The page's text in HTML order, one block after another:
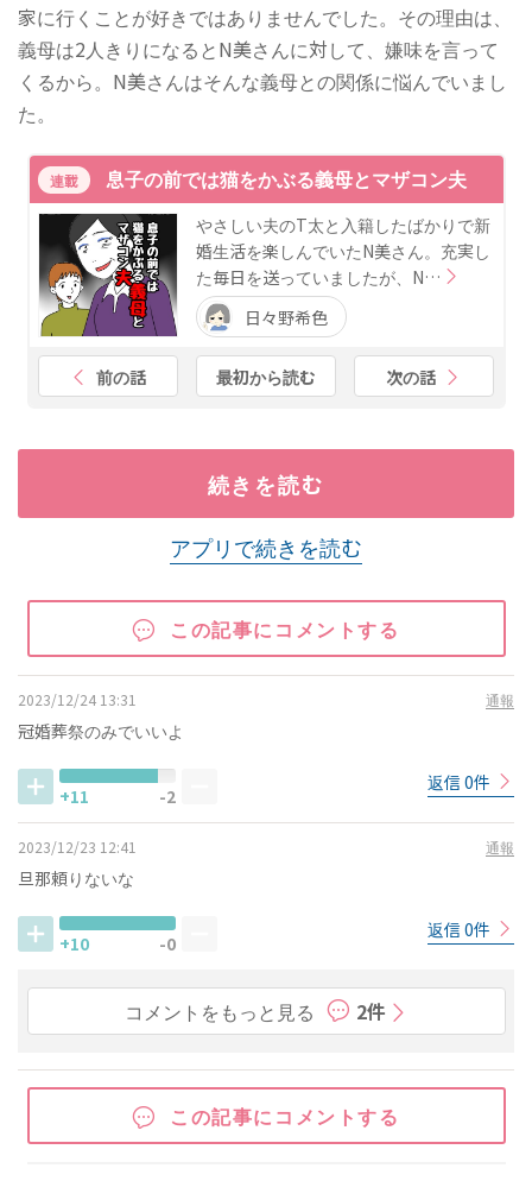
家に行くことが好きではありませんでした。その理由は、
義母は2人きりになるとN美さんに対して、嫌味を言って
くるから。N美さんはそんな義母との関係に悩んでいまし
た。
連載 息子の前では猫をかぶる義母とマザコン夫
やさしい夫のT太と入籍したばかりで新
婚生活を楽しんでいたN美さん。充実し
た毎日を送っていましたが、N…
日々野希色
前の話 最初から読む 次の話
続きを読む
アプリで続きを読む
この記事にコメントする
2023/12/24 13:31 通報
冠婚葬祭のみでいいよ
+11 -2
返信 0件
2023/12/23 12:41 通報
旦那頼りないな
+10 -0
返信 0件
コメントをもっと見る 2件
この記事にコメントする